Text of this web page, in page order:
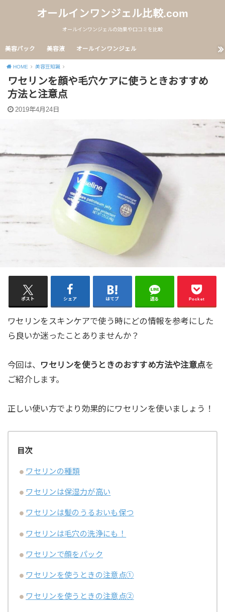
オールインワンジェル比較.com
オールインワンジェルの効果や口コミを比較
美容パック 美容液 オールインワンジェル
HOME 美容豆知識
ワセリンを顔や毛穴ケアに使うときおすすめ
方法と注意点
2019年4月24日
ポスト シェア はてブ 送る Pocket
ワセリンをスキンケアで使う時にどの情報を参考にした
ら良いか迷ったことありませんか？
今回は、 ワセリンを使うときのおすすめ方法や注意点を
ご紹介します。
正しい使い方でより効果的にワセリンを使いましょう！
目次
ワセリンの種類
ワセリンは保湿力が高い
ワセリンは髪のうるおいも保つ
ワセリンは毛穴の洗浄にも！
ワセリンで顔をパック
ワセリンを使うときの注意点①
ワセリンを使うときの注意点②